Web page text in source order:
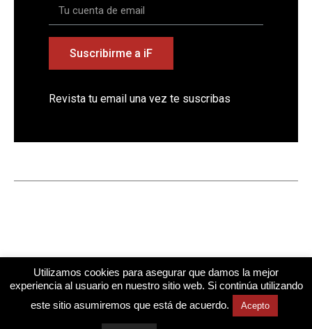
Suscribirme a iF
Revista tu email una vez te suscribas
Cuestiona Todo Todos los derechos reservados © 2026
Diseño web
Utilizamos cookies para asegurar que damos la mejor
experiencia al usuario en nuestro sitio web. Si continúa utilizando
este sitio asumiremos que está de acuerdo.
Acepto